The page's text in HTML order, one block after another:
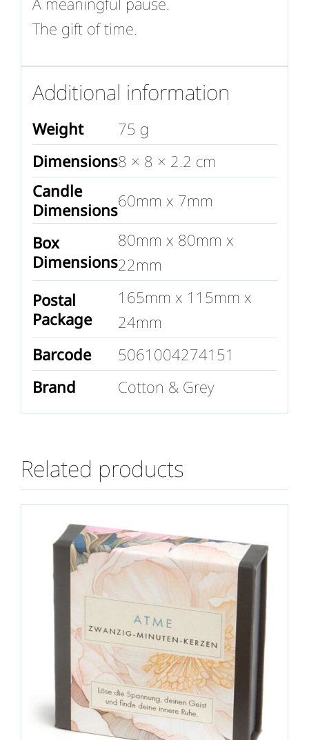
The gift of time.
Additional information
Weight
75 g
Dimensions8 × 8 × 2.2 cm
Candle
Dimensions60mm x 7mm
Box
Dimensions
80mm x 80mm x
22mm
Postal
Package
165mm x 115mm x
24mm
Barcode
5061004274151
Brand
Cotton & Grey
Related products